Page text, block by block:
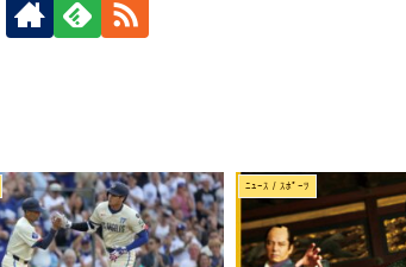
ﾆｭｰｽ / ｽﾎﾟｰﾂ